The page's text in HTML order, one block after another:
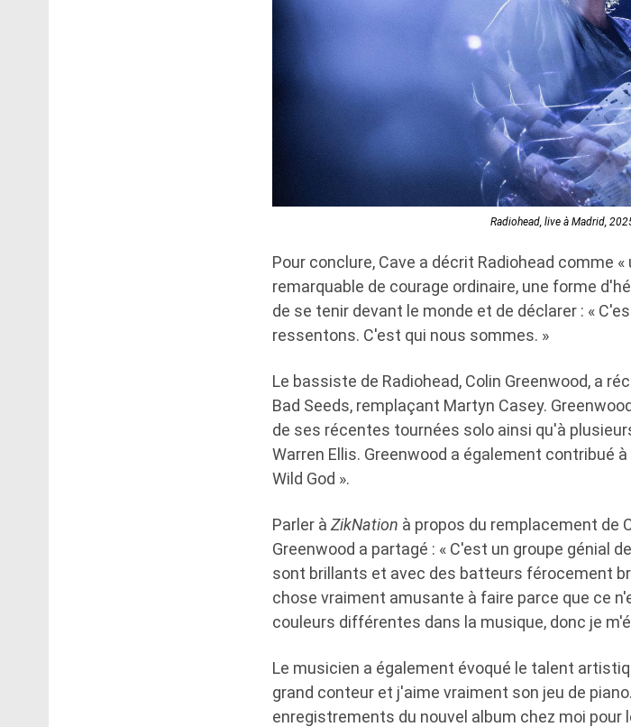
Radiohead, live à Madrid,
Pour conclure, Cave a décrit Radiohead comme
remarquable de courage ordinaire, une forme
de se tenir devant le monde et de déclarer : «
ressentons. C'est qui nous sommes. »
Le bassiste de Radiohead, Colin Greenwood, a
Bad Seeds, remplaçant Martyn Casey.
de ses récentes tournées solo ainsi qu'à
Warren Ellis. Greenwood a également contribué
Wild God ».
Parler à ZikNation à propos du remplacement de
Greenwood a partagé : « C'est un groupe génial
sont brillants et avec des batteurs férocement
chose vraiment amusante à faire parce que ce
couleurs différentes dans la musique, donc je
Le musicien a également évoqué le talent
grand conteur et j'aime vraiment son jeu de
enregistrements du nouvel album chez moi